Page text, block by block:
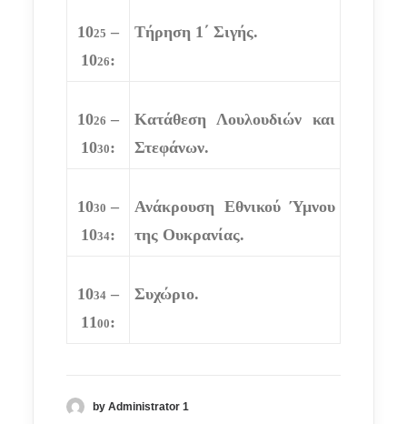
1025 –
1026:
Τήρηση 1΄ Σιγής.
1026 –
1030:
Κατάθεση Λουλουδιών και
Στεφάνων.
1030 –
1034:
Ανάκρουση Εθνικού Ύμνου
της Ουκρανίας.
1034 –
1100:
Συχώριο.
by Administrator 1